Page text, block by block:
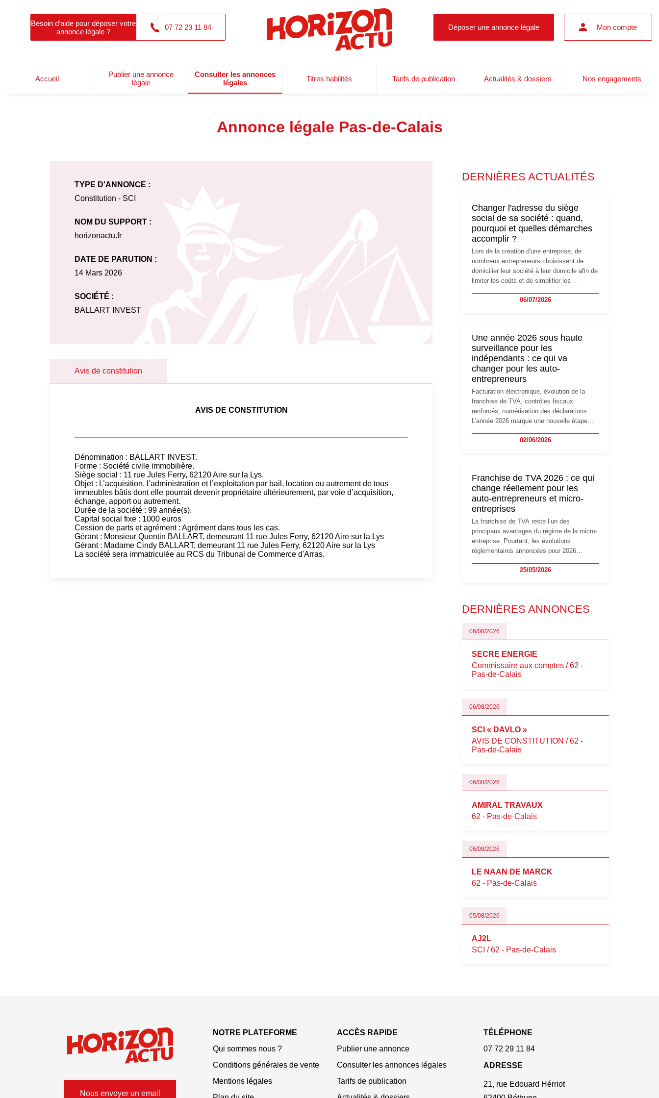
Besoin d’aide pour déposer votre
annonce légale ?
07 72 29 11 84 Déposer une annonce légale Mon compte
Accueil
Publier une annonce
légale
Consulter les annonces
légales
Titres habilités Tarifs de publication Actualités & dossiers Nos engagements
Annonce légale Pas-de-Calais
TYPE D'ANNONCE :
Constitution - SCI
NOM DU SUPPORT :
horizonactu.fr
DATE DE PARUTION :
14 Mars 2026
SOCIÉTÉ :
BALLART INVEST
Avis de constitution
AVIS DE CONSTITUTION
Dénomination : BALLART INVEST.
Forme : Société civile immobilière.
Siège social : 11 rue Jules Ferry, 62120 Aire sur la Lys.
Objet : L’acquisition, l’administration et l’exploitation par bail, location ou autrement de tous
immeubles bâtis dont elle pourrait devenir propriétaire ultérieurement, par voie d’acquisition,
échange, apport ou autrement.
Durée de la société : 99 année(s).
Capital social fixe : 1000 euros
Cession de parts et agrément : Agrément dans tous les cas.
Gérant : Monsieur Quentin BALLART, demeurant 11 rue Jules Ferry, 62120 Aire sur la Lys
Gérant : Madame Cindy BALLART, demeurant 11 rue Jules Ferry, 62120 Aire sur la Lys
La société sera immatriculée au RCS du Tribunal de Commerce d'Arras.
DERNIÈRES ACTUALITÉS
Changer l'adresse du siège
social de sa société : quand,
pourquoi et quelles démarches
accomplir ?
Lors de la création d'une entreprise, de
nombreux entrepreneurs choisissent de
domicilier leur société à leur domicile afin de
limiter les coûts et de simplifier les
l'activité, cette solution peut rapidement
siège social répond souvent à une nouvelle
étape de la vie de l'entreprise et implique
plusieurs formalités obligatoires.
06/07/2026
Une année 2026 sous haute
surveillance pour les
indépendants : ce qui va
changer pour les auto-
entrepreneurs
Facturation électronique, évolution de la
franchise de TVA, contrôles fiscaux
renforcés, numérisation des déclarations…
L'année 2026 marque une nouvelle étape
travailleurs indépendants. Si le régime de la
réglementaire plus exigeant. Décryptage des
principaux changements et des précautions
à prendre pour éviter les mauvaises
surprises.
02/06/2026
Franchise de TVA 2026 : ce qui
change réellement pour les
auto-entrepreneurs et micro-
entreprises
La franchise de TVA reste l’un des
principaux avantages du régime de la micro-
entreprise. Pourtant, les évolutions
réglementaires annoncées pour 2026
les auto-entrepreneurs, artisans et
évoluent dans un contexte de contrôle
oblige les indépendants à rester
particulièrement vigilants.
25/05/2026
DERNIÈRES ANNONCES
06/08/2026
SECRE ENERGIE
Commissaire aux comptes / 62 -
Pas-de-Calais
06/08/2026
SCI « DAVLO »
AVIS DE CONSTITUTION / 62 -
Pas-de-Calais
06/08/2026
AMIRAL TRAVAUX
62 - Pas-de-Calais
06/08/2026
LE NAAN DE MARCK
62 - Pas-de-Calais
05/08/2026
AJ2L
SCI / 62 - Pas-de-Calais
Nous envoyer un email
NOTRE PLATEFORME
Qui sommes nous ?
Conditions générales de vente
Mentions légales
ACCÈS RAPIDE
Publier une annonce
Consulter les annonces légales
Tarifs de publication
TÉLÉPHONE
07 72 29 11 84
ADRESSE
21, rue Edouard Hérriot